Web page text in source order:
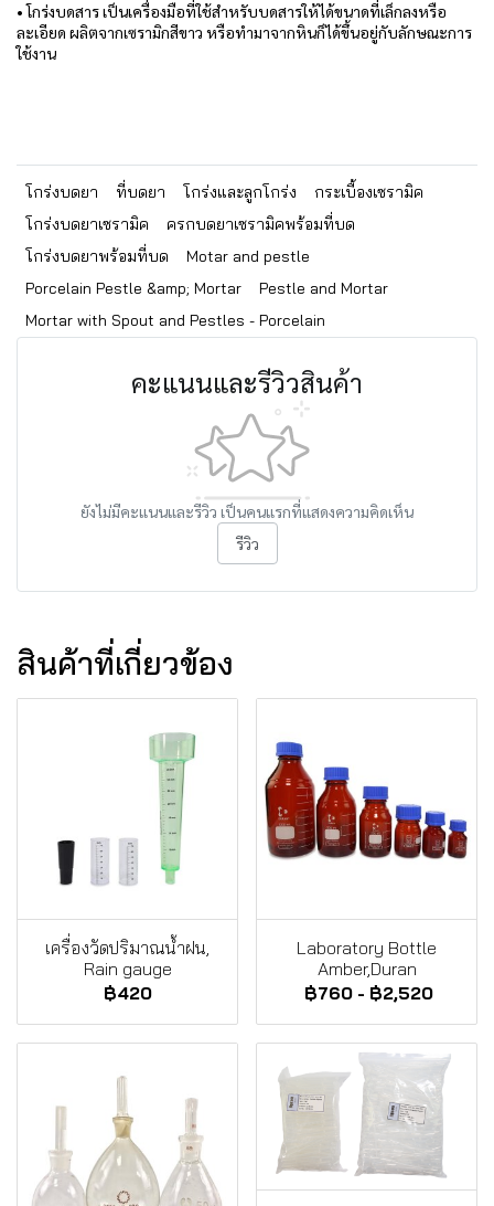
• โกร่งบดสาร เป็นเครื่องมือที่ใช้สำหรับบดสารให้ได้ขนาดที่เล็กลงหรือ
ละเอียด ผลิตจากเซรามิกสีขาว หรือทำมาจากหินก็ได้ขึ้นอยู่กับลักษณะการ
ใช้งาน
โกร่งบดยา ที่บดยา โกร่งและลูกโกร่ง
กระเบื้องเซรามิค
โกร่งบดยาเซรามิค
ครกบดยาเซรามิคพร้อมที่บด
โกร่งบดยาพร้อมที่บด
Motar and pestle
Porcelain Pestle &amp; Mortar
Pestle and Mortar
Mortar with Spout and Pestles - Porcelain
คะแนนและรีวิวสินค้า
ยังไม่มีคะแนนและรีวิว เป็นคนแรกที่แสดงความคิดเห็น
รีวิว
สินค้าที่เกี่ยวข้อง
เครื่องวัดปริมาณน้ำฝน,
Rain gauge
฿420
Laboratory Bottle
Amber,Duran
฿760 - ฿2,520